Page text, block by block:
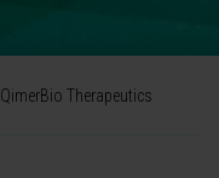
QimerBio Therapeutics